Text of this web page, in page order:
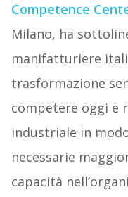
Competence
Milano, ha
manifatturiere
trasformazione
competere oggi e
industriale in
necessarie
capacità